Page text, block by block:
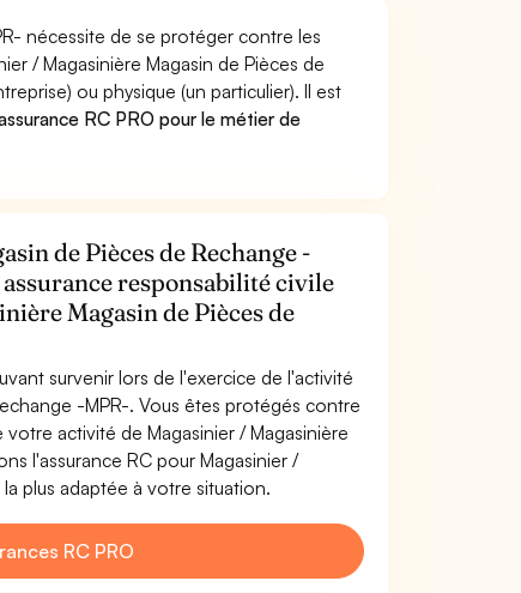
nécessite de se protéger contre les
/ Magasinière Magasin de Pièces de
ou physique (un particulier). Il est
RC PRO pour le métier de
de Pièces de Rechange -
responsabilité civile
Magasin de Pièces de
survenir lors de l'exercice de l'activité
-MPR-. Vous êtes protégés contre
activité de Magasinier / Magasinière
l'assurance RC pour Magasinier /
plus adaptée à votre situation.
RC PRO